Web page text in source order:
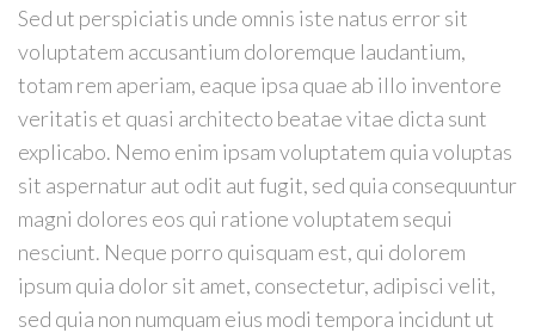
Sed ut perspiciatis unde omnis iste natus error sit
voluptatem accusantium doloremque laudantium,
totam rem aperiam, eaque ipsa quae ab illo inventore
veritatis et quasi architecto beatae vitae dicta sunt
explicabo. Nemo enim ipsam voluptatem quia voluptas
sit aspernatur aut odit aut fugit, sed quia consequuntur
magni dolores eos qui ratione voluptatem sequi
nesciunt. Neque porro quisquam est, qui dolorem
ipsum quia dolor sit amet, consectetur, adipisci velit,
sed quia non numquam eius modi tempora incidunt ut